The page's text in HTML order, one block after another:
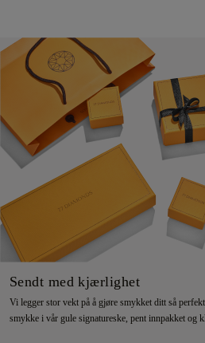
Sendt med kjærlighet
Vi legger stor vekt på å gjøre smykket ditt så
smykke i vår gule signatureske, pent innpakket og